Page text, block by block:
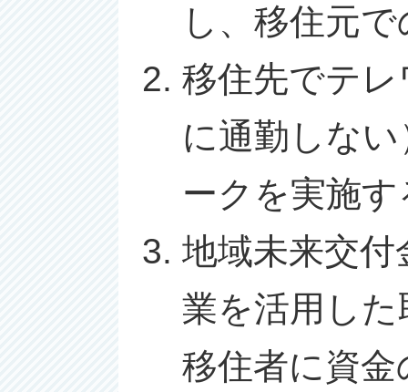
し、移住元
移住先でテ
に通勤しな
ークを実施
地域未来交
業を活用し
移住者に資